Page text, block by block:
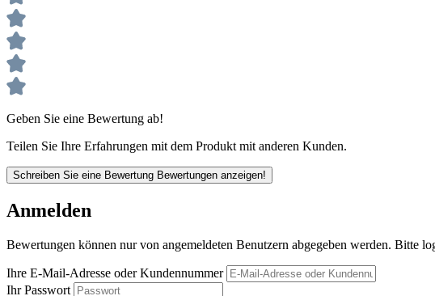
Geben Sie eine Bewertung ab!
Teilen Sie Ihre Erfahrungen mit dem Produkt mit anderen Kunden.
Schreiben Sie eine Bewertung Bewertungen anzeigen!
Anmelden
Bewertungen können nur von angemeldeten Benutzern abgegeben werden. Bitte
Ihre E-Mail-Adresse oder Kundennummer
Ihr Passwort